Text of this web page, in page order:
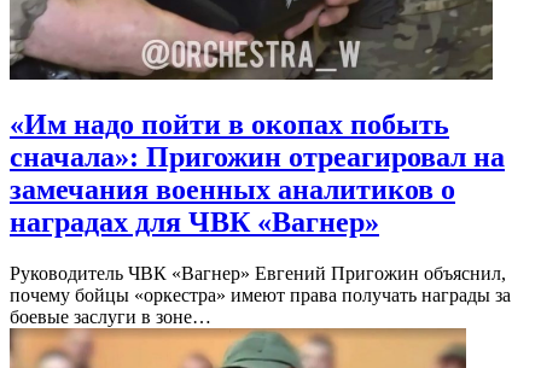
«Им надо пойти в окопах побыть
сначала»: Пригожин отреагировал на
замечания военных аналитиков о
наградах для ЧВК «Вагнер»
Руководитель ЧВК «Вагнер» Евгений Пригожин объяснил,
почему бойцы «оркестра» имеют права получать награды за
боевые заслуги в зоне…